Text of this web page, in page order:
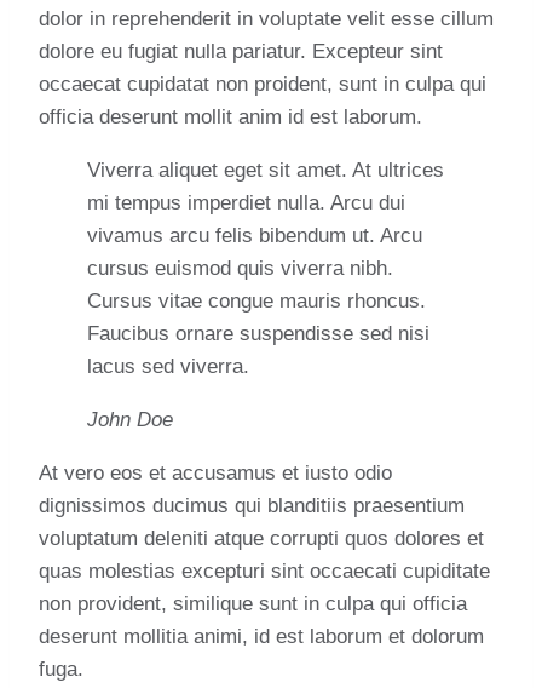
dolor in reprehenderit in voluptate velit esse cillum
dolore eu fugiat nulla pariatur. Excepteur sint
occaecat cupidatat non proident, sunt in culpa qui
officia deserunt mollit anim id est laborum.
Viverra aliquet eget sit amet. At ultrices
mi tempus imperdiet nulla. Arcu dui
vivamus arcu felis bibendum ut. Arcu
cursus euismod quis viverra nibh.
Cursus vitae congue mauris rhoncus.
Faucibus ornare suspendisse sed nisi
lacus sed viverra.
John Doe
At vero eos et accusamus et iusto odio
dignissimos ducimus qui blanditiis praesentium
voluptatum deleniti atque corrupti quos dolores et
quas molestias excepturi sint occaecati cupiditate
non provident, similique sunt in culpa qui officia
deserunt mollitia animi, id est laborum et dolorum
fuga.